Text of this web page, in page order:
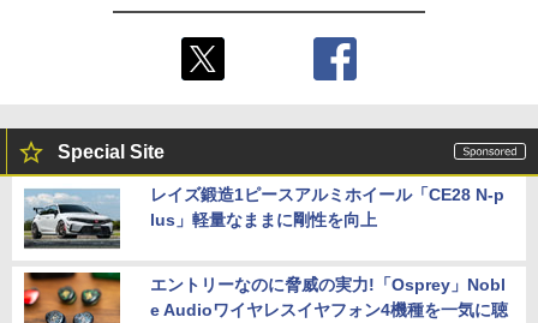
Special Site
レイズ鍛造1ピースアルミホイール「CE28 N-p
lus」軽量なままに剛性を向上
エントリーなのに脅威の実力!「Osprey」Nobl
e Audioワイヤレスイヤフォン4機種を一気に聴